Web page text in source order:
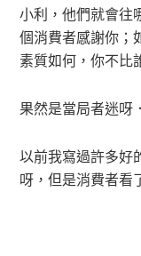
小利，他們就會往
個消費者感謝你；
素質如何，你不比
果然是當局者迷呀．
以前我寫過許多好
呀，但是消費者看